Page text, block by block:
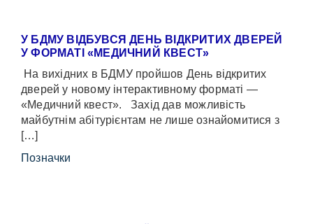
У БДМУ ВІДБУВСЯ ДЕНЬ ВІДКРИТИХ ДВЕРЕЙ
У ФОРМАТІ «МЕДИЧНИЙ КВЕСТ»
На вихідних в БДМУ пройшов День відкритих
дверей у новому інтерактивному форматі —
«Медичний квест». Захід дав можливість
майбутнім абітурієнтам не лише ознайомитися з
[…]
Позначки